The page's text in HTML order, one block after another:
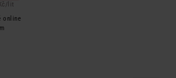
/ lit
online